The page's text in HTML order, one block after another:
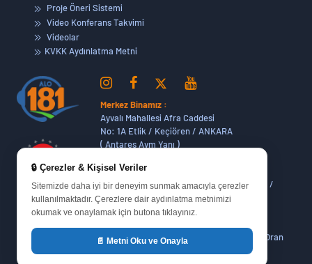
🔒 Çerezler & Kişisel Veriler
Sitemizde daha iyi bir deneyim sunmak amacıyla çerezler
kullanılmaktadır. Çerezlere dair aydınlatma metnimizi
okumak ve onaylamak için butona tıklayınız.
📄 Metni Oku ve Onayla
Proje Öneri Sistemi
Video Konferans Takvimi
Videolar
KVKK Aydınlatma Metni
Merkez Binamız :
Ayvalı Mahallesi Afra Caddesi
No: 1A Etlik / Keçiören / ANKARA
( Antares Avm Yanı )
Dikmen Hizmet Binamız :
Dikmen Caddesi No:14 (06420) Bakanlıklar /
ANKARA
Yukarı Dikmen Mah. 648. Cadde No : 51/1 Oran